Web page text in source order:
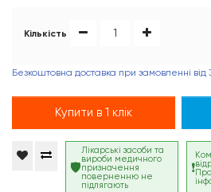
Кількість
Безкоштовна доставка при замовленні від
Купити в 1 клік
Лікарські засоби та
вироби медичного
призначення
поверненню не
підлягають